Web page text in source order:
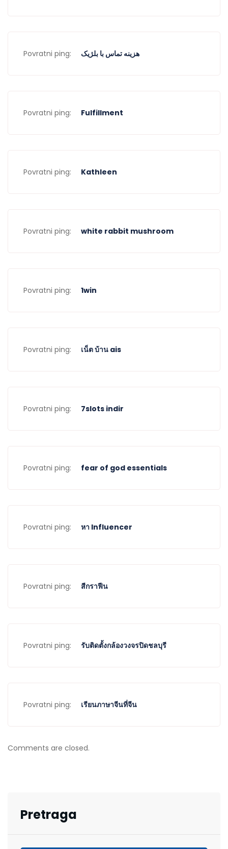
Povratni ping: هزینه تماس با بلژیک
Povratni ping: Fulfillment
Povratni ping: Kathleen
Povratni ping: white rabbit mushroom
Povratni ping: 1win
Povratni ping: เน็ต บ้าน ais
Povratni ping: 7slots indir
Povratni ping: fear of god essentials
Povratni ping: หา Influencer
Povratni ping: สีกราฟีน
Povratni ping: รับติดตั้งกล้องวงจรปิดชลบุรี
Povratni ping: เรียนภาษาจีนที่จีน
Comments are closed.
Pretraga